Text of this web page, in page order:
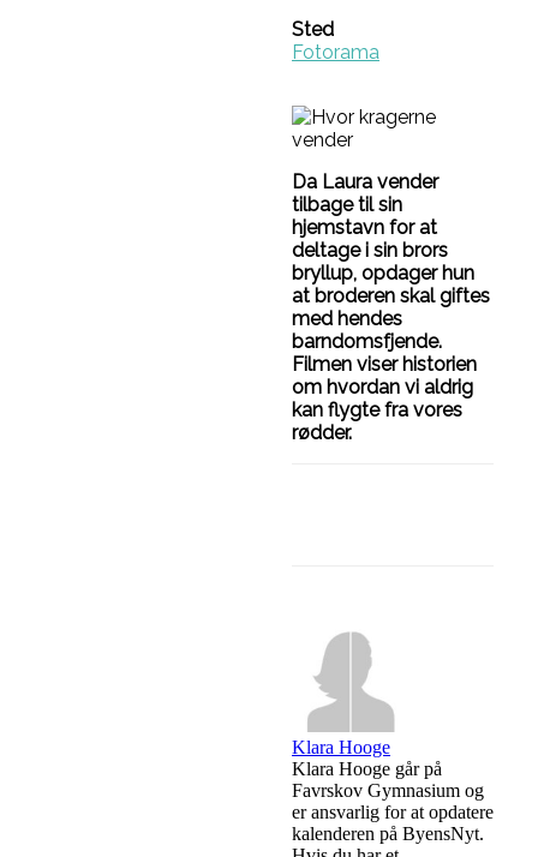
Sted
Fotorama
Da Laura vender
tilbage til sin
hjemstavn for at
deltage i sin brors
bryllup, opdager hun
at broderen skal giftes
med hendes
barndomsfjende.
Filmen viser historien
om hvordan vi aldrig
kan flygte fra vores
rødder.
Klara Hooge
Klara Hooge går på
Favrskov Gymnasium og
er ansvarlig for at opdatere
kalenderen på ByensNyt.